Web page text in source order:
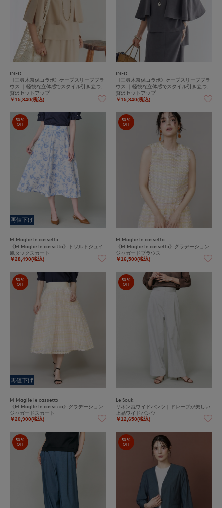
INED
《三尋木奈保コラボ》ケープスリーブブラ
ウス ｜軽快な立体感でスタイル引き立つ、
贅沢セットアップ
￥15,840(税込)
INED
《三尋木奈保コラボ》ケープスリーブブラ
ウス ｜軽快な立体感でスタイル引き立つ、
贅沢セットアップ
￥15,840(税込)
30%
OFF
再値下げ
M Maglie le cassetto
《M Maglie le cassetto》トワルドジュイ
風タックスカート
￥28,490(税込)
50%
OFF
M Maglie le cassetto
《M Maglie le cassetto》グラデーション
ジャガードブラウス
￥16,500(税込)
50%
OFF
再値下げ
M Maglie le cassetto
《M Maglie le cassetto》グラデーション
ジャガードスカート
￥20,900(税込)
50%
OFF
Le Souk
リネン混ワイドパンツ｜ドレープが美しい
上品ワイドパンツ
￥12,650(税込)
50%
OFF
50%
OFF